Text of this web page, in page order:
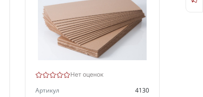
Нет оценок
Артикул 4130